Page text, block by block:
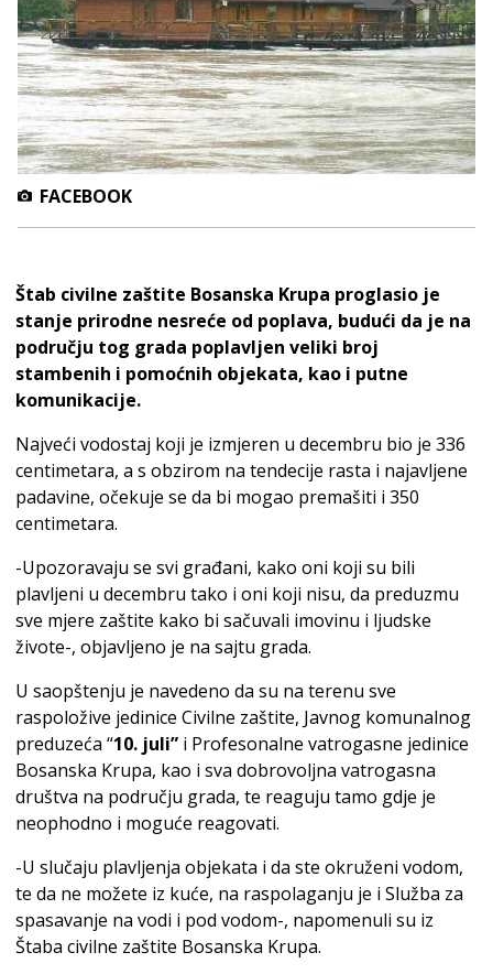
FACEBOOK
Štab civilne zaštite Bosanska Krupa proglasio je
stanje prirodne nesreće od poplava, budući da je na
području tog grada poplavljen veliki broj
stambenih i pomoćnih objekata, kao i putne
komunikacije.
Najveći vodostaj koji je izmjeren u decembru bio je 336
centimetara, a s obzirom na tendecije rasta i najavljene
padavine, očekuje se da bi mogao premašiti i 350
centimetara.
-Upozoravaju se svi građani, kako oni koji su bili
plavljeni u decembru tako i oni koji nisu, da preduzmu
sve mjere zaštite kako bi sačuvali imovinu i ljudske
živote-, objavljeno je na sajtu grada.
U saopštenju je navedeno da su na terenu sve
raspoložive jedinice Civilne zaštite, Javnog komunalnog
preduzeća “10. juli” i Profesonalne vatrogasne jedinice
Bosanska Krupa, kao i sva dobrovoljna vatrogasna
društva na području grada, te reaguju tamo gdje je
neophodno i moguće reagovati.
-U slučaju plavljenja objekata i da ste okruženi vodom,
te da ne možete iz kuće, na raspolaganju je i Služba za
spasavanje na vodi i pod vodom-, napomenuli su iz
Štaba civilne zaštite Bosanska Krupa.